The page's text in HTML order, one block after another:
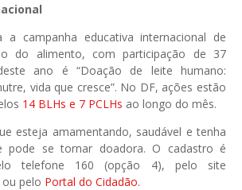
a campanha educativa internacional de
do alimento, com participação de 37
ano é “Doação de leite humano:
vida que cresce”. No DF, ações estão
14 BLHs e 7 PCLHs ao longo do mês.
esteja amamentando, saudável e tenha
pode se tornar doadora. O cadastro é
telefone 160 (opção 4), pelo site
ou pelo Portal do Cidadão.